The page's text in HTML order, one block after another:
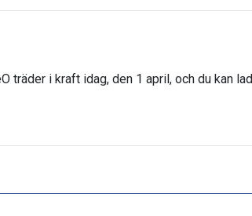
träder i kraft idag, den 1 april, och du kan